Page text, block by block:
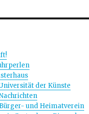
der Künste
und Heimatverein